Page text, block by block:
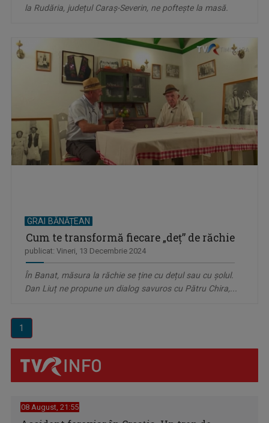
la Rudăria, județul Caraș-Severin, ne poftește la masă.
GRAI BĂNĂȚEAN
Cum te transformă fiecare „deț” de răchie
publicat: Vineri, 13 Decembrie 2024
În Banat, măsura la răchie se ține cu dețul sau cu șolul.
Dan Liuț ne propune un dialog savuros cu Pătru Chira,...
1
08 August, 21:55